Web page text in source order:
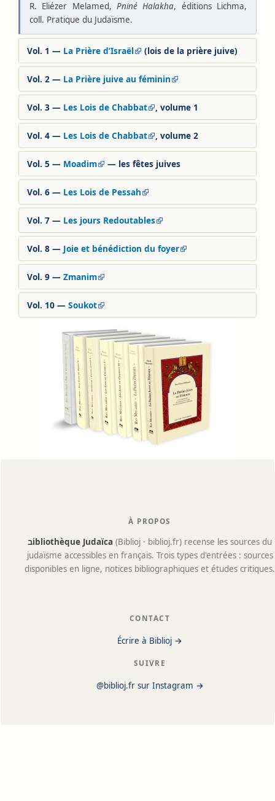
R. Eliézer Melamed, Pniné Halakha, éditions Lichma,
coll. Pratique du Judaïsme.
Vol. 1 — La Prière d’Israël (lois de la prière juive)
Vol. 2 — La Prière juive au féminin
Vol. 3 — Les Lois de Chabbat , volume 1
Vol. 4 — Les Lois de Chabbat , volume 2
Vol. 5 — Moadim — les fêtes juives
Vol. 6 — Les Lois de Pessah
Vol. 7 — Les jours Redoutables
Vol. 8 — Joie et bénédiction du foyer
Vol. 9 —Zmanim
Vol. 10 —Soukot
À PROPOS
בibliothèque Judaïca (Biblioj · biblioj.fr) recense les sources du
judaïsme accessibles en français. Trois types d'entrées : sources
disponibles en ligne, notices bibliographiques et études critiques.
CONTACT
Écrire à Biblioj →
SUIVRE
@biblioj.fr sur Instagram →